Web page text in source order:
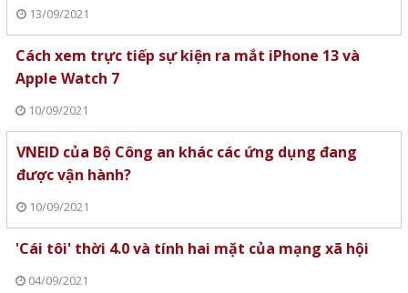
13/09/2021
Cách xem trực tiếp sự kiện ra mắt iPhone 13 và
Apple Watch 7
10/09/2021
VNEID của Bộ Công an khác các ứng dụng đang
được vận hành?
10/09/2021
'Cái tôi' thời 4.0 và tính hai mặt của mạng xã hội
04/09/2021